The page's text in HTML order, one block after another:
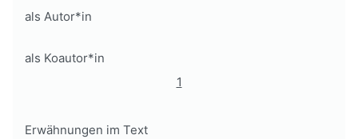
als Autor*in
als Koautor*in
1
Erwähnungen im Text